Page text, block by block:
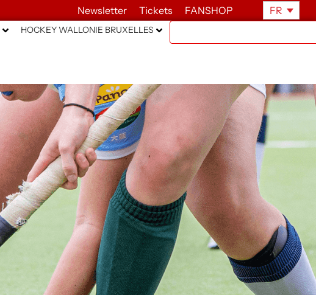
Newsletter Tickets FANSHOP FR
HOCKEY WALLONIE BRUXELLES